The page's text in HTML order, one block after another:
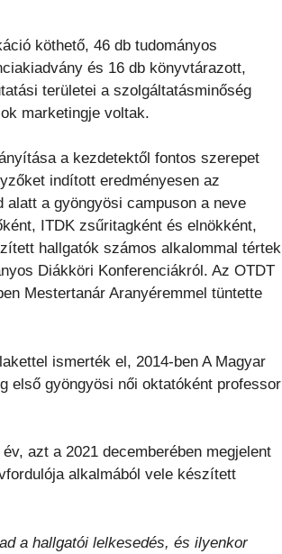
köthető, 46 db tudományos
és 16 db könyvtárazott,
területei a szolgáltatásminőség
marketingje voltak.
a kezdetektől fontos szerepet
indított eredményesen az
a gyöngyösi campuson a neve
ITDK zsűritagként és elnökként,
hallgatók számos alkalommal tértek
Diákköri Konferenciákról. Az OTDT
Mestertanár Aranyéremmel tüntette
ismerték el, 2014-ben A Magyar
első gyöngyösi női oktatóként professor
azt a 2021 decemberében megjelent
alkalmából vele készített
a hallgatói lelkesedés, és ilyenkor